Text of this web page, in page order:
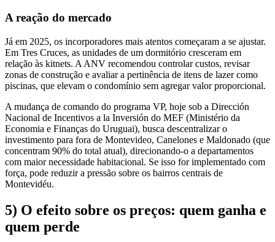
A reação do mercado
Já em 2025, os incorporadores mais atentos começaram a se ajustar.
Em Tres Cruces, as unidades de um dormitório cresceram em
relação às kitnets. A ANV recomendou controlar custos, revisar
zonas de construção e avaliar a pertinência de itens de lazer como
piscinas, que elevam o condomínio sem agregar valor proporcional.
A mudança de comando do programa VP, hoje sob a Dirección
Nacional de Incentivos a la Inversión do MEF (Ministério da
Economia e Finanças do Uruguai), busca descentralizar o
investimento para fora de Montevideo, Canelones e Maldonado (que
concentram 90% do total atual), direcionando-o a departamentos
com maior necessidade habitacional. Se isso for implementado com
força, pode reduzir a pressão sobre os bairros centrais de
Montevidéu.
5) O efeito sobre os preços: quem ganha e
quem perde